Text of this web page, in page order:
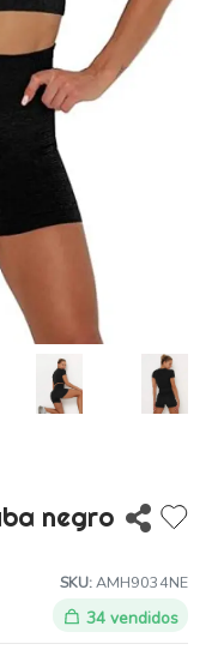
negro
SKU:AMH9034NE
34 vendidos